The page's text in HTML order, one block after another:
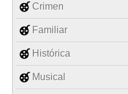
Crimen
Familiar
Histórica
Musical